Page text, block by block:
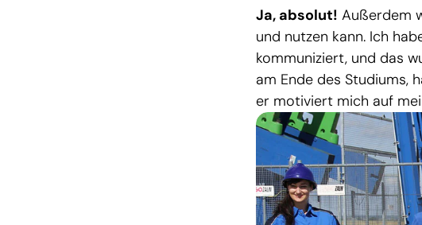
Ja, absolut! Außerdem
und nutzen kann. Ich
kommuniziert, und das
am Ende des Studiums,
er motiviert mich auf